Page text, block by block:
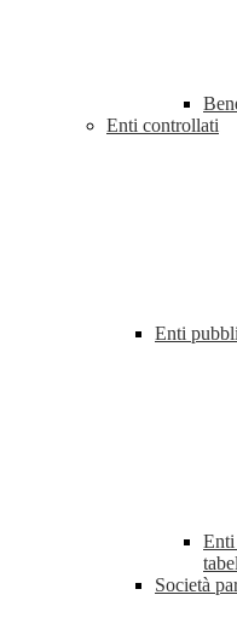
Enti controllati
Enti
Società